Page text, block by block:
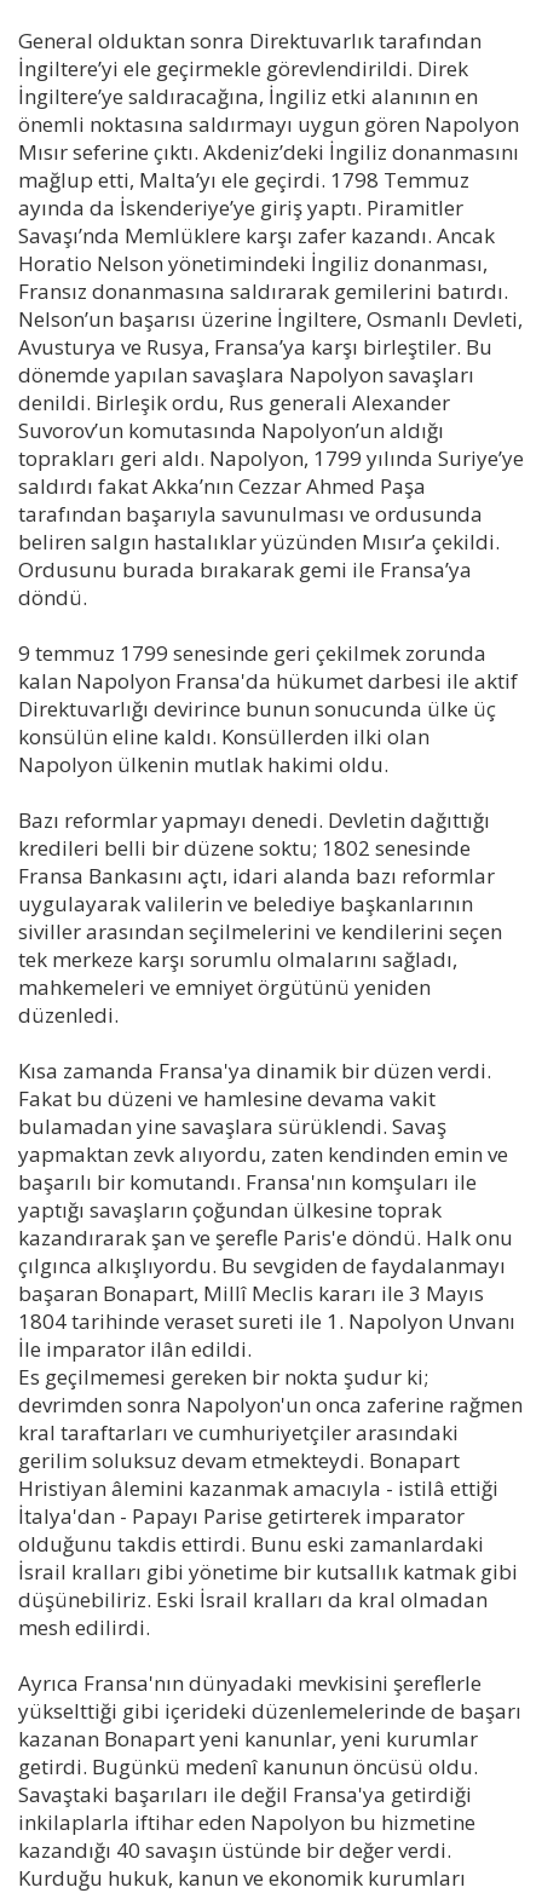
General olduktan sonra Direktuvarlık tarafından
İngiltere’yi ele geçirmekle görevlendirildi. Direk
İngiltere’ye saldıracağına, İngiliz etki alanının en
önemli noktasına saldırmayı uygun gören Napolyon
Mısır seferine çıktı. Akdeniz’deki İngiliz donanmasını
mağlup etti, Malta’yı ele geçirdi. 1798 Temmuz
ayında da İskenderiye’ye giriş yaptı. Piramitler
Savaşı’nda Memlüklere karşı zafer kazandı. Ancak
Horatio Nelson yönetimindeki İngiliz donanması,
Fransız donanmasına saldırarak gemilerini batırdı.
Nelson’un başarısı üzerine İngiltere, Osmanlı Devleti,
Avusturya ve Rusya, Fransa’ya karşı birleştiler. Bu
dönemde yapılan savaşlara Napolyon savaşları
denildi. Birleşik ordu, Rus generali Alexander
Suvorov’un komutasında Napolyon’un aldığı
toprakları geri aldı. Napolyon, 1799 yılında Suriye’ye
saldırdı fakat Akka’nın Cezzar Ahmed Paşa
tarafından başarıyla savunulması ve ordusunda
beliren salgın hastalıklar yüzünden Mısır’a çekildi.
Ordusunu burada bırakarak gemi ile Fransa’ya
döndü.
9 temmuz 1799 senesinde geri çekilmek zorunda
kalan Napolyon Fransa'da hükumet darbesi ile aktif
Direktuvarlığı devirince bunun sonucunda ülke üç
konsülün eline kaldı. Konsüllerden ilki olan
Napolyon ülkenin mutlak hakimi oldu.
Bazı reformlar yapmayı denedi. Devletin dağıttığı
kredileri belli bir düzene soktu; 1802 senesinde
Fransa Bankasını açtı, idari alanda bazı reformlar
uygulayarak valilerin ve belediye başkanlarının
siviller arasından seçilmelerini ve kendilerini seçen
tek merkeze karşı sorumlu olmalarını sağladı,
mahkemeleri ve emniyet örgütünü yeniden
düzenledi.
Kısa zamanda Fransa'ya dinamik bir düzen verdi.
Fakat bu düzeni ve hamlesine devama vakit
bulamadan yine savaşlara sürüklendi. Savaş
yapmaktan zevk alıyordu, zaten kendinden emin ve
başarılı bir komutandı. Fransa'nın komşuları ile
yaptığı savaşların çoğundan ülkesine toprak
kazandırarak şan ve şerefle Paris'e döndü. Halk onu
çılgınca alkışlıyordu. Bu sevgiden de faydalanmayı
başaran Bonapart, Millî Meclis kararı ile 3 Mayıs
1804 tarihinde veraset sureti ile 1. Napolyon Unvanı
İle imparator ilân edildi.
Es geçilmemesi gereken bir nokta şudur ki;
devrimden sonra Napolyon'un onca zaferine rağmen
kral taraftarları ve cumhuriyetçiler arasındaki
gerilim soluksuz devam etmekteydi. Bonapart
Hristiyan âlemini kazanmak amacıyla - istilâ ettiği
İtalya'dan - Papayı Parise getirterek imparator
olduğunu takdis ettirdi. Bunu eski zamanlardaki
İsrail kralları gibi yönetime bir kutsallık katmak gibi
düşünebiliriz. Eski İsrail kralları da kral olmadan
mesh edilirdi.
Ayrıca Fransa'nın dünyadaki mevkisini şereflerle
yükselttiği gibi içerideki düzenlemelerinde de başarı
kazanan Bonapart yeni kanunlar, yeni kurumlar
getirdi. Bugünkü medenî kanunun öncüsü oldu.
Savaştaki başarıları ile değil Fransa'ya getirdiği
inkilaplarla iftihar eden Napolyon bu hizmetine
kazandığı 40 savaşın üstünde bir değer verdi.
Kurduğu hukuk, kanun ve ekonomik kurumları